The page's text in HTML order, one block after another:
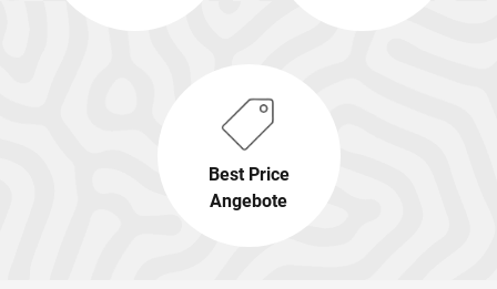
Best Price
Angebote